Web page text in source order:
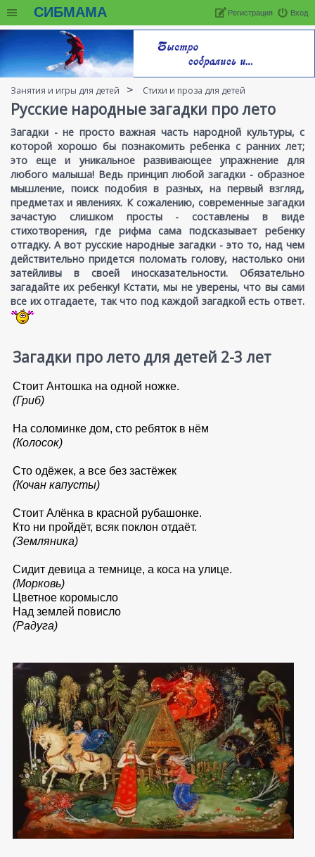
СИБМАМА Вход
Регистрация
Занятия и игры для детей Стихи и проза для детей
Русские народные загадки про лето
Загадки - не просто важная часть народной культуры, с
которой хорошо бы познакомить ребенка с ранних лет;
это еще и уникальное развивающее упражнение для
любого малыша! Ведь принцип любой загадки - образное
мышление, поиск подобия в разных, на первый взгляд,
предметах и явлениях. К сожалению, современные загадки
зачастую слишком просты - составлены в виде
стихотворения, где рифма сама подсказывает ребенку
отгадку. А вот русские народные загадки - это то, над чем
действительно придется поломать голову, настолько они
затейливы в своей иносказательности. Обязательно
загадайте их ребенку! Кстати, мы не уверены, что вы сами
все их отгадаете, так что под каждой загадкой есть ответ.
Загадки про лето для детей 2-3 лет
Стоит Антошка на одной ножке.
(Гриб)
На соломинке дом, сто ребяток в нём
(Колосок)
Сто одёжек, а все без застёжек
(Кочан капусты)
Стоит Алёнка в красной рубашонке.
Кто ни пройдёт, всяк поклон отдаёт.
(Земляника)
Сидит девица а темнице, а коса на улице.
(Морковь)
Цветное коромысло
Над землей повисло
(Радуга)